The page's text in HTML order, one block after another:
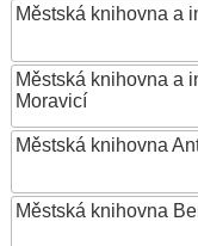
Městská knihovna a
Městská knihovna a
Moravicí
Městská knihovna
Městská knihovna